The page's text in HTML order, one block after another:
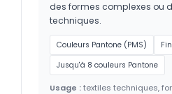
des formes complexes ou
techniques.
Couleurs Pantone (PMS)
Jusqu'à 8 couleurs Pantone
Usage :textiles techniques,